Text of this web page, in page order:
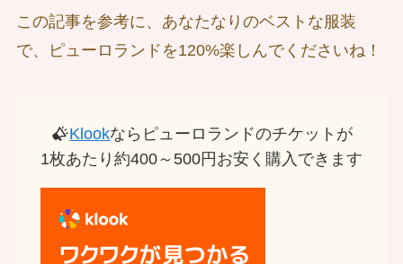
この記事を参考に、あなたなりのベストな服装
で、ピューロランドを120%楽しんでくださいね！
Klookならピューロランドのチケットが
1枚あたり約400～500円お安く購入できます